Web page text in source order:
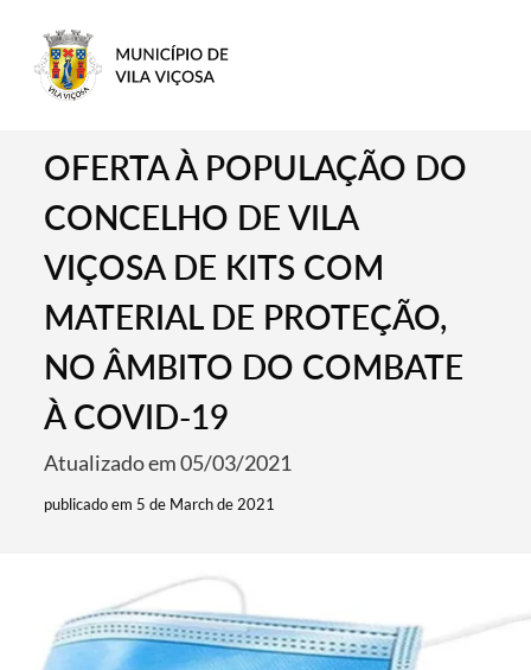
OFERTA À POPULAÇÃO DO
CONCELHO DE VILA
VIÇOSA DE KITS COM
MATERIAL DE PROTEÇÃO,
NO ÂMBITO DO COMBATE
À COVID-19
Atualizado em 05/03/2021
publicado em 5 de March de 2021